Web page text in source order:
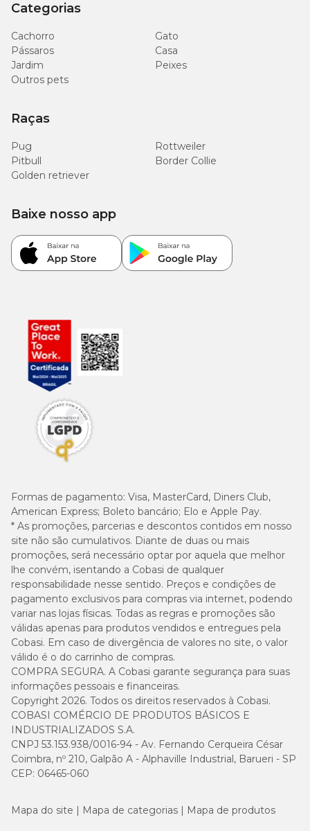
Categorias
Cachorro
Gato
Pássaros
Casa
Jardim
Peixes
Outros pets
Raças
Pug
Rottweiler
Pitbull
Border Collie
Golden retriever
Formas de pagamento: Visa, MasterCard, Diners Club,
American Express; Boleto bancário; Elo e Apple Pay.
* As promoções, parcerias e descontos contidos em nosso
site não são cumulativos. Diante de duas ou mais
promoções, será necessário optar por aquela que melhor
lhe convém, isentando a Cobasi de qualquer
responsabilidade nesse sentido. Preços e condições de
pagamento exclusivos para compras via internet, podendo
variar nas lojas físicas. Todas as regras e promoções são
válidas apenas para produtos vendidos e entregues pela
Cobasi. Em caso de divergência de valores no site, o valor
válido é o do carrinho de compras.
COMPRA SEGURA. A Cobasi garante segurança para suas
informações pessoais e financeiras.
Copyright 2026. Todos os direitos reservados à Cobasi.
COBASI COMÉRCIO DE PRODUTOS BÁSICOS E
INDUSTRIALIZADOS S.A.
CNPJ 53.153.938/0016-94 - Av. Fernando Cerqueira César
Coimbra, nº 210, Galpão A - Alphaville Industrial, Barueri - SP
CEP: 06465-060
Baixe nosso app
Mapa do site Mapa de categorias Mapa de produtos